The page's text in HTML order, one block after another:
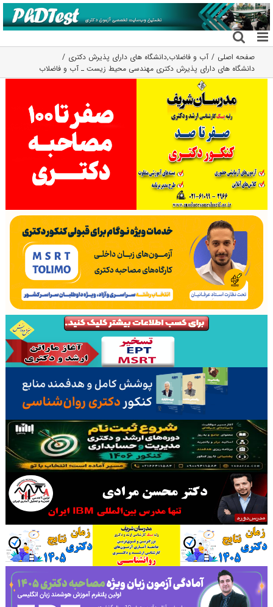
رفتن
به
محتوا
صفحه اصلی آب و فاضلاب,دانشگاه های دارای پذیرش دکتری
دانشگاه های دارای پذیرش دکتری مهندسی محیط زیست ـ آب و ﻓﺎﺿﻼب